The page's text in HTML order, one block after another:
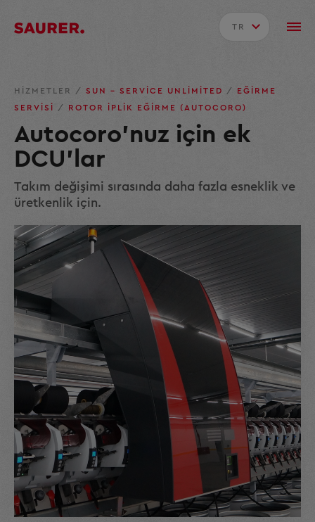
TR
HIZMETLER / SUN – SERVICE UNLIMITED / EĞIRME
SERVISI / ROTOR IPLIK EĞIRME (AUTOCORO)
Autocoro'nuz için ek
DCU'lar
Takım değişimi sırasında daha fazla esneklik ve
üretkenlik için.